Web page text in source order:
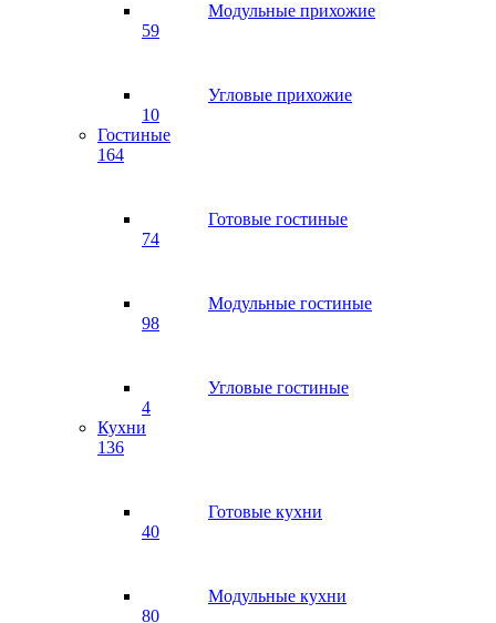
Модульные прихожие
59
Угловые прихожие
10
Гостиные
164
Готовые гостиные
74
Модульные гостиные
98
Угловые гостиные
4
Кухни
136
Готовые кухни
40
Модульные кухни
80